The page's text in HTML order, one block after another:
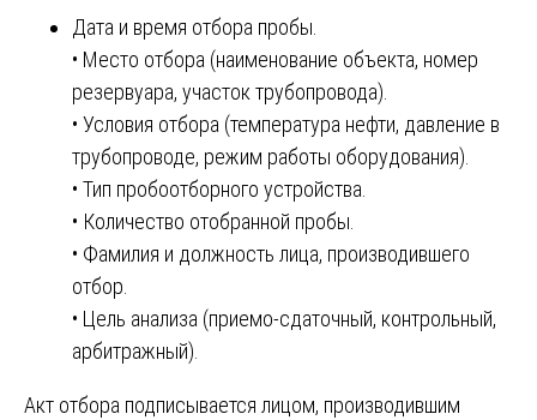
Дата и время отбора пробы.
• Место отбора (наименование объекта, номер
резервуара, участок трубопровода).
• Условия отбора (температура нефти, давление в
трубопроводе, режим работы оборудования).
• Тип пробоотборного устройства.
• Количество отобранной пробы.
• Фамилия и должность лица, производившего
отбор.
• Цель анализа (приемо-сдаточный, контрольный,
арбитражный).
Акт отбора подписывается лицом, производившим